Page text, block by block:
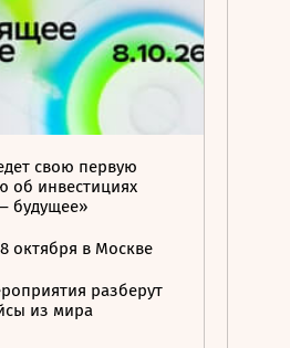
свою первую
об инвестициях
будущее»
октября в Москве
разберут
из мира